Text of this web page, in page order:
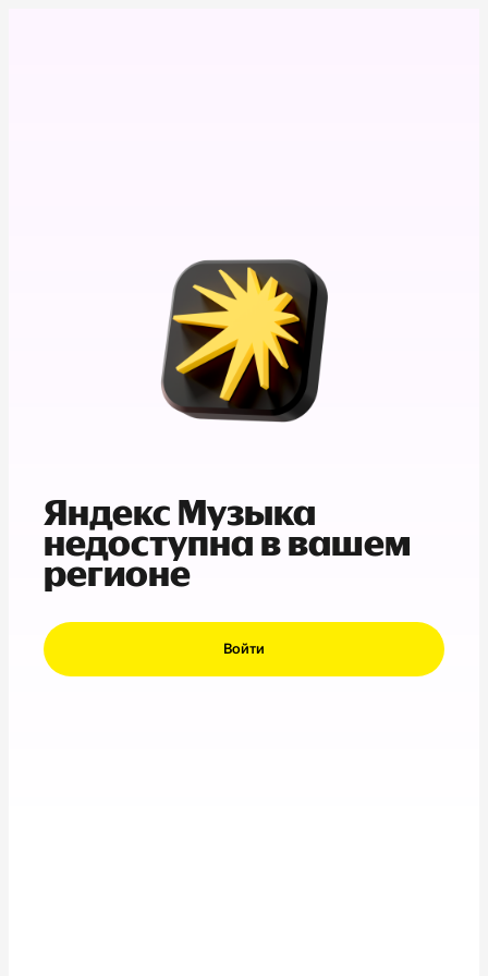
Яндекс Музыка
недоступна в вашем
регионе
Войти